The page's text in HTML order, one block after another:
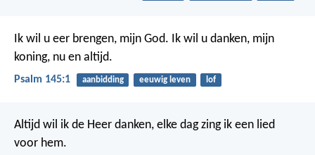
Ik wil u eer brengen, mijn God. Ik wil u danken, mijn
koning, nu en altijd.
Psalm 145:1 aanbidding eeuwig leven lof
Altijd wil ik de Heer danken, elke dag zing ik een lied
voor hem.